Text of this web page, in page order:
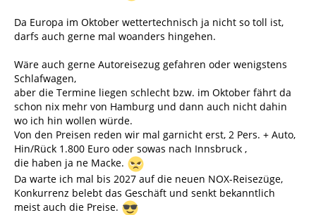
Da Europa im Oktober wettertechnisch ja nicht so toll ist,
darfs auch gerne mal woanders hingehen.
Wäre auch gerne Autoreisezug gefahren oder wenigstens
Schlafwagen,
aber die Termine liegen schlecht bzw. im Oktober fährt da
schon nix mehr von Hamburg und dann auch nicht dahin
wo ich hin wollen würde.
Von den Preisen reden wir mal garnicht erst, 2 Pers. + Auto,
Hin/Rück 1.800 Euro oder sowas nach Innsbruck ,
die haben ja ne Macke.
Da warte ich mal bis 2027 auf die neuen NOX-Reisezüge,
Konkurrenz belebt das Geschäft und senkt bekanntlich
meist auch die Preise.